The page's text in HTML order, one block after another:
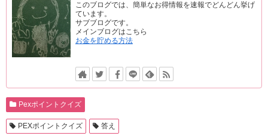
このブログでは、簡単なお得情報を速報でどんどん挙げ
ています。
サブブログです。
メインブログはこちら
お金を貯める方法
Pexポイントクイズ
PEXポイントクイズ 答え